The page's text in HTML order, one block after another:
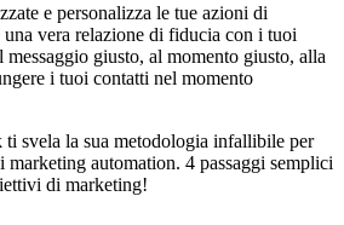
e personalizza le tue azioni di
vera relazione di fiducia con i tuoi
giusto, al momento giusto, alla
i tuoi contatti nel momento
ti svela la sua metodologia infallibile per
marketing automation. 4 passaggi semplici
di marketing!